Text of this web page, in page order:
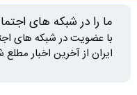
ما را در شبکه های
با عضویت در شبکه های
ایران از آخرین اخبار مطلع